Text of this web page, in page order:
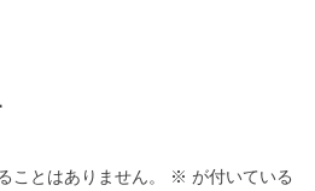
ことはありません。 ※ が付いている